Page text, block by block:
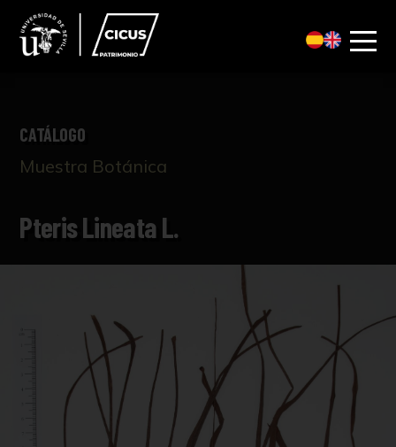
CATÁLOGO
Muestra Botánica
Pteris Lineata L.